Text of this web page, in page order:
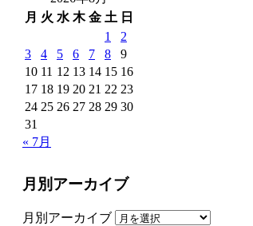
月 火 水 木 金 土 日
1
2
3
4 5 6 7 8
9
10 11 12 13 14 15 16
17 18 19 20 21 22 23
24 25 26 27 28 29 30
31
« 7月
月別アーカイブ
月別アーカイブ